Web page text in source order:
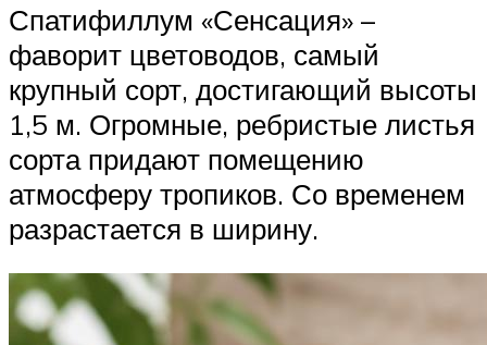
Спатифиллум «Сенсация» –
фаворит цветоводов, самый
крупный сорт, достигающий высоты
1,5 м. Огромные, ребристые листья
сорта придают помещению
атмосферу тропиков. Со временем
разрастается в ширину.